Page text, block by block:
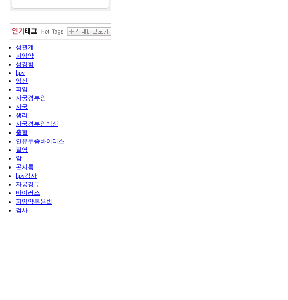
성관계
피임약
성경험
hpv
임신
피임
자궁경부암
자궁
생리
자궁경부암백신
출혈
인유두종바이러스
질염
암
곤지름
hpv검사
자궁경부
바이러스
피임약복용법
검사